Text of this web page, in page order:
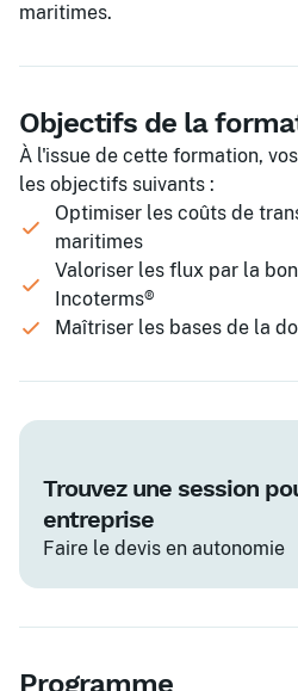
maritimes.
Objectifs de la
À l'issue de cette formation,
les objectifs suivants :
Optimiser les coûts de
maritimes
Valoriser les flux par la
Incoterms®
Maîtriser les bases de la
Trouvez une session
entreprise
Faire le devis en autonomie
Programme